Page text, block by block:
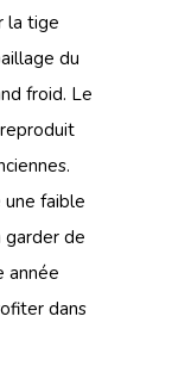
la tige
du
froid. Le
faible
garder de
année
dans